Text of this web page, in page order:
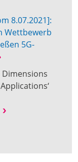
8.07.2021]:
Wettbewerb
5G-
Dimensions